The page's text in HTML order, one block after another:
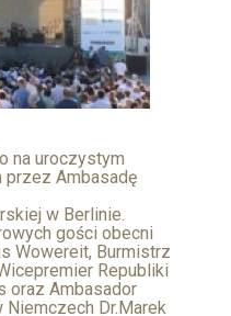
na uroczystym
przez Ambasadę
w Berlinie.
gości obecni
Wowereit, Burmistrz
Republiki
oraz Ambasador
Dr.Marek